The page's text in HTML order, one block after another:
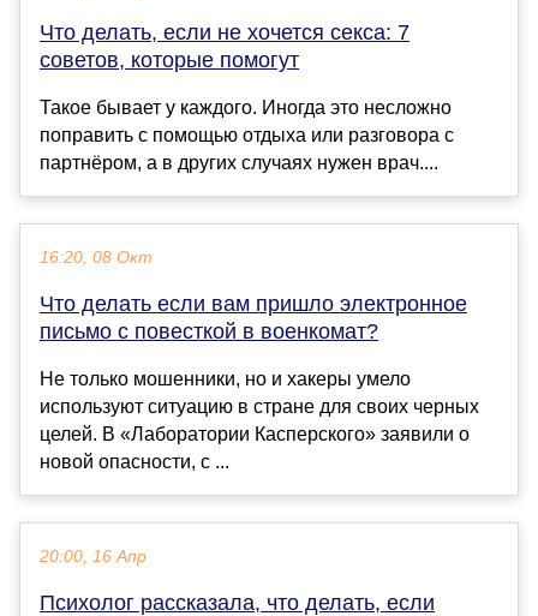
Что делать, если не хочется секса: 7
советов, которые помогут
Такое бывает у каждого. Иногда это несложно
поправить с помощью отдыха или разговора с
партнёром, а в других случаях нужен врач....
16:20, 08 Окт
Что делать если вам пришло электронное
письмо с повесткой в военкомат?
Не только мошенники, но и хакеры умело
используют ситуацию в стране для своих черных
целей. В «Лаборатории Касперского» заявили о
новой опасности, с ...
20:00, 16 Апр
Психолог рассказала, что делать, если